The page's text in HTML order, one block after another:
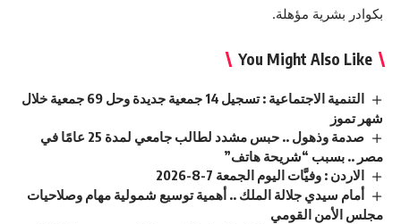
بكوادر بشرية مؤهلة.
You Might Also Like
التنمية الاجتماعية : تسجيل 14 جمعية جديدة وحل 69 جمعية خلال
شهر تموز
صدمة وذهول .. حبس مشدد لطالب جامعي لمدة 25 عامًا في
مصر .. بسبب “شريحة هاتف”
الاردن : وفيَّات اليوم الجمعة 7-8-2026
أمام سيدي جلالة الملك .. أهمية توسيع شمولية مهام وصلاحيات
مجلس الأمن القومي